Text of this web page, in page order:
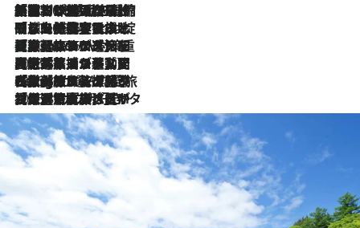
2026.8.6
「荷物が増えるほど旅ストレスは増す」美容ジャーナリストがたどり着いた最終結論。“化粧品を劇的に減らす”感動の凝縮美容とは
2026.8.6
「旅先には金髪ウィッグを持参」日本と同じメイクでは損してる!? 美容ジャーナリストが提案する“掟破りの旅美容”とは
2026.8.6
【厳選旅コスメ】「身軽さ＆UV対策重視！」ヘアアーティストshucoが選んだ夏旅ベストコスメを発表【Mサイズジップ】
2026.8.5
【厳選旅コスメ】国内をあちこち移動する河井菜摘が選んだ夏旅ベストコスメ発表！「リラックスアイテムはマスト」【Mサイズジップ】
2026.8.4
【厳選旅コスメ】「紫外線＆乾燥対策しながらメイク感も！」ヘア＆メイクGeorgeが選んだ夏旅ベストコスメを発表！【Mサイズジップ】
2026.8.3
【厳選旅コスメ】「保湿もタイパ重視！」“サウナ好き”タレント清水みさとが愛用する夏旅ベストコスメを発表！【Mサイズジップ】